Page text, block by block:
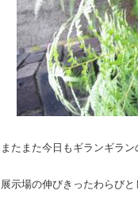
またまた今日もギランギラ
展示場の伸びきったわらび